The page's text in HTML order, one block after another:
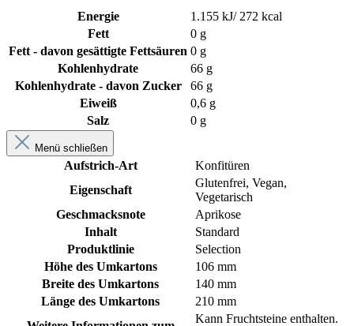
Energie
1.155 kJ/ 272 kcal
Fett
0 g
Fett - davon gesättigte Fettsäuren 0 g
Kohlenhydrate
66 g
Kohlenhydrate - davon Zucker
66 g
Eiweiß
0,6 g
Salz
0 g
Menü schließen
Aufstrich-Art
Konfitüren
Eigenschaft
Glutenfrei, Vegan,
Vegetarisch
Geschmacksnote
Aprikose
Inhalt
Standard
Produktlinie
Selection
Höhe des Umkartons
106 mm
Breite des Umkartons
140 mm
Länge des Umkartons
210 mm
Kann Fruchtsteine enthalten.